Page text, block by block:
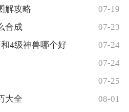
解攻略
07-19
合成
07-23
4级神兽哪个好
07-24
07-24
07-25
大全
08-01